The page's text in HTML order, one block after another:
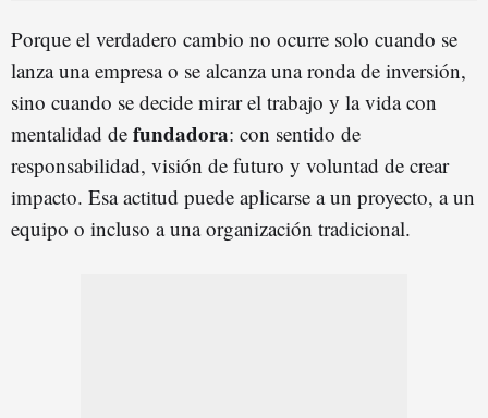
Porque el verdadero cambio no ocurre solo cuando se
lanza una empresa o se alcanza una ronda de inversión,
sino cuando se decide mirar el trabajo y la vida con
mentalidad de fundadora: con sentido de
responsabilidad, visión de futuro y voluntad de crear
impacto. Esa actitud puede aplicarse a un proyecto, a un
equipo o incluso a una organización tradicional.